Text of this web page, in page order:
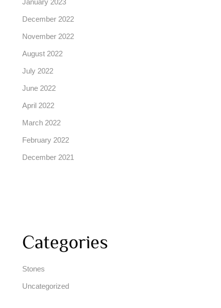
January 2023
December 2022
November 2022
August 2022
July 2022
June 2022
April 2022
March 2022
February 2022
December 2021
Categories
Stones
Uncategorized